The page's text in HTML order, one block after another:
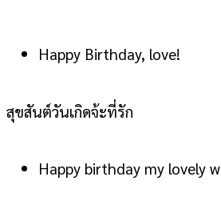
Happy Birthday, love!
สุขสันต์วันเกิดจ้ะที่รัก
Happy birthday my lovely